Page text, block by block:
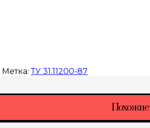
Метка:ТУ 31.11200-87
Похожие